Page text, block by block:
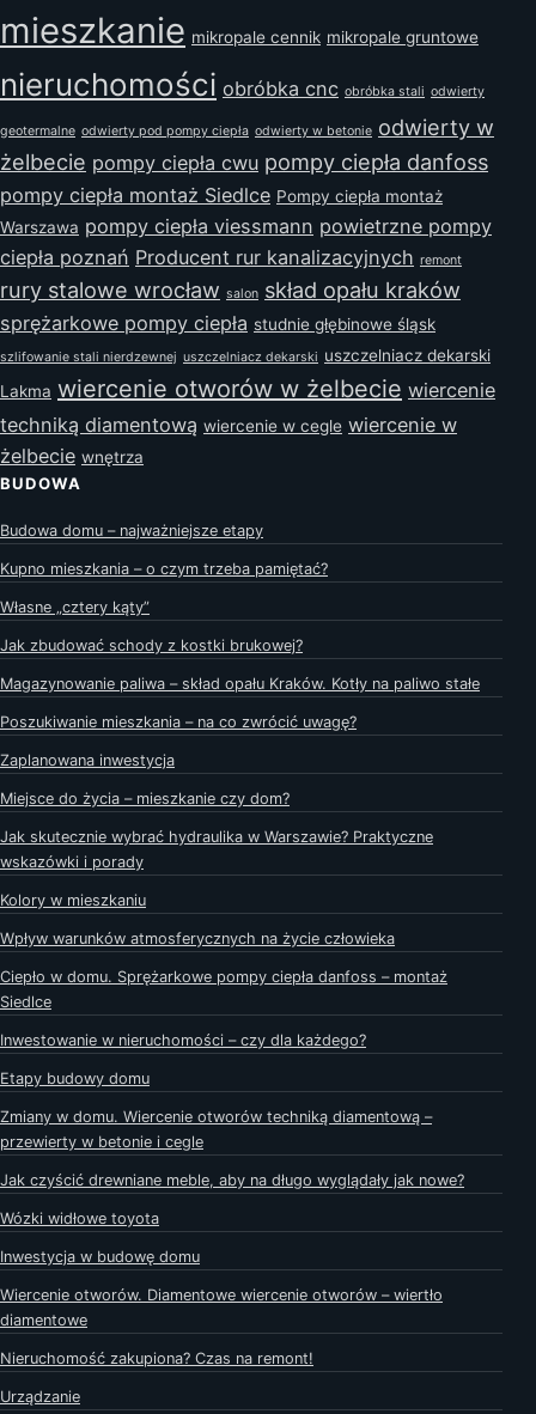
mieszkanie mikropale cennik mikropale gruntowe
nieruchomości obróbka cnc obróbka stali odwierty
geotermalne odwierty pod pompy ciepła odwierty w betonie odwierty w
żelbecie pompy ciepła cwu pompy ciepła danfoss
pompy ciepła montaż Siedlce Pompy ciepła montaż
Warszawa pompy ciepła viessmann powietrzne pompy
ciepła poznań Producent rur kanalizacyjnych remont
rury stalowe wrocław salon skład opału kraków
sprężarkowe pompy ciepła studnie głębinowe śląsk
szlifowanie stali nierdzewnej uszczelniacz dekarski uszczelniacz dekarski
Lakma wiercenie otworów w żelbecie wiercenie
techniką diamentową wiercenie w cegle wiercenie w
żelbecie wnętrza
BUDOWA
Budowa domu – najważniejsze etapy
Kupno mieszkania – o czym trzeba pamiętać?
Własne „cztery kąty”
Jak zbudować schody z kostki brukowej?
Magazynowanie paliwa – skład opału Kraków. Kotły na paliwo stałe
Poszukiwanie mieszkania – na co zwrócić uwagę?
Zaplanowana inwestycja
Miejsce do życia – mieszkanie czy dom?
Jak skutecznie wybrać hydraulika w Warszawie? Praktyczne
wskazówki i porady
Kolory w mieszkaniu
Wpływ warunków atmosferycznych na życie człowieka
Ciepło w domu. Sprężarkowe pompy ciepła danfoss – montaż
Siedlce
Inwestowanie w nieruchomości – czy dla każdego?
Etapy budowy domu
Zmiany w domu. Wiercenie otworów techniką diamentową –
przewierty w betonie i cegle
Jak czyścić drewniane meble, aby na długo wyglądały jak nowe?
Wózki widłowe toyota
Inwestycja w budowę domu
Wiercenie otworów. Diamentowe wiercenie otworów – wiertło
diamentowe
Nieruchomość zakupiona? Czas na remont!
Urządzanie